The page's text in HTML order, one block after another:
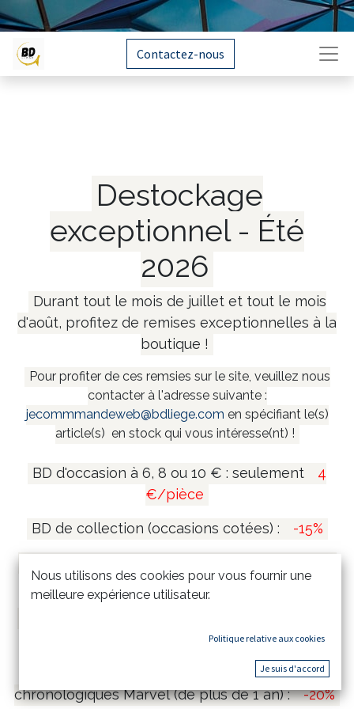
Contactez-nous
Destockage
exceptionnel - Été
2026
Durant tout le mois de juillet et tout le mois
d'août, profitez de remises exceptionnelles à la
boutique !
Pour profiter de ces remsies sur le site, veuillez nous
contacter à l'adresse suivante :
jecommmandeweb@bdliege.com en spécifiant le(s)
article(s) en stock qui vous intéresse(nt) !
BD d'occasion à 6, 8 ou 10 € : seulement
4
€/pièce
BD de collection (occasions cotées) : -15%
:
-20%
-15%
Comics Marvel Omnibus & Intégrales
chronologiques Marvel (de plus de 1 an) : -20%
Nous utilisons des cookies pour vous fournir une
meilleure expérience utilisateur.
Politique relative aux cookies
Je suis d'accord